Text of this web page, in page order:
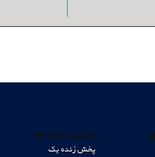
پخش زنده ها
پخش زنده یک